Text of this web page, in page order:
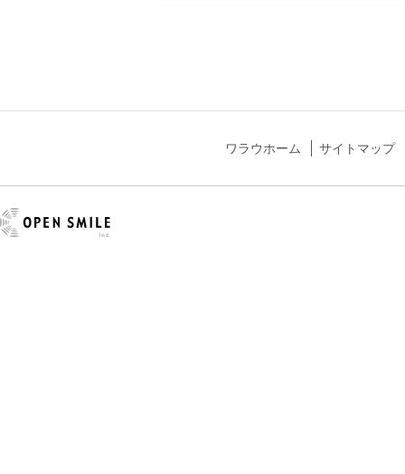
ワラウホーム サイトマップ